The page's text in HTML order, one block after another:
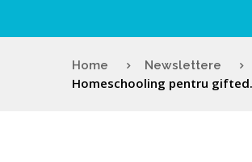
Home Newslettere
Homeschooling pentru